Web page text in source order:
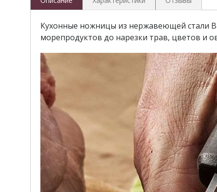
Кухонные ножницы из нержавеющей стали
морепродуктов до нарезки трав, цветов и